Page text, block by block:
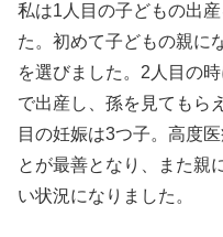
私は1人目の子どもの出
た。初めて子どもの親に
を選びました。2人目の
で出産し、孫を見てもら
目の妊娠は3つ子。高度
とが最善となり、また親
い状況になりました。